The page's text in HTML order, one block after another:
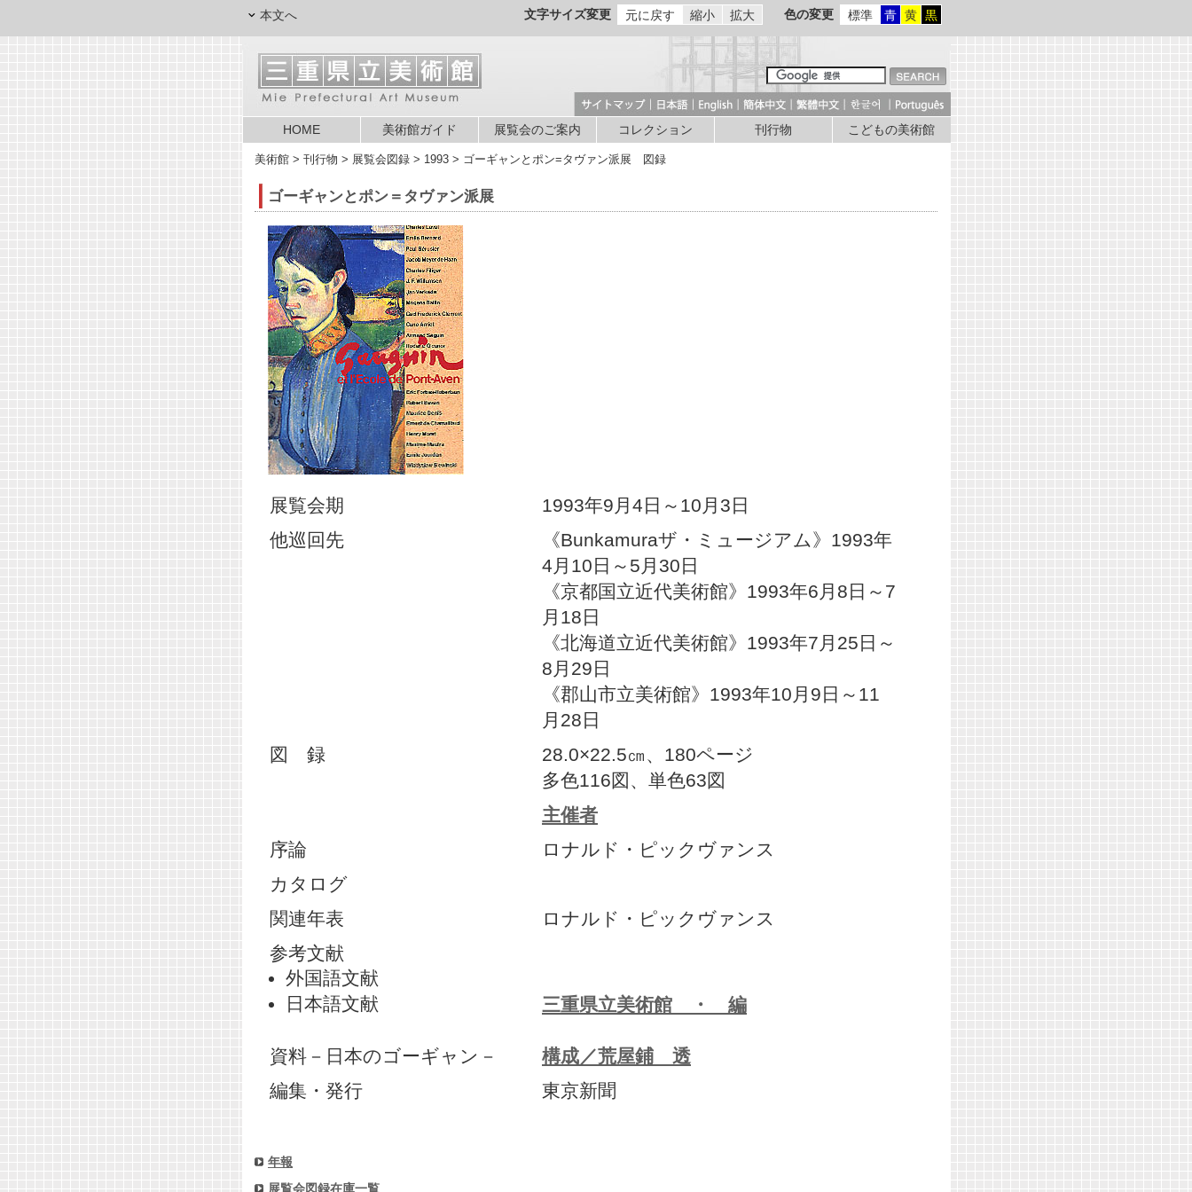
本文へ 文字サイズ変更 元に戻す 縮小 拡大 色の変更 標準 青 黄 黒
HOME 美術館ガイド 展覧会のご案内 コレクション 刊行物 こどもの美術館
美術館 > 刊行物 > 展覧会図録 > 1993 > ゴーギャンとポン=タヴァン派展 図録
ゴーギャンとポン＝タヴァン派展
展覧会期
1993年9月4日～10月3日
他巡回先
《Bunkamuraザ・ミュージアム》1993年
4月10日～5月30日
《京都国立近代美術館》1993年6月8日～7
月18日
《北海道立近代美術館》1993年7月25日～
8月29日
《郡山市立美術館》1993年10月9日～11
月28日
図 録
28.0×22.5㎝、180ページ
多色116図、単色63図
主催者
序論
ロナルド・ピックヴァンス
カタログ
関連年表
ロナルド・ピックヴァンス
参考文献
外国語文献
日本語文献
三重県立美術館 ・ 編
資料－日本のゴーギャン－
構成／荒屋鋪 透
編集・発行
東京新聞
年報
展覧会図録在庫一覧